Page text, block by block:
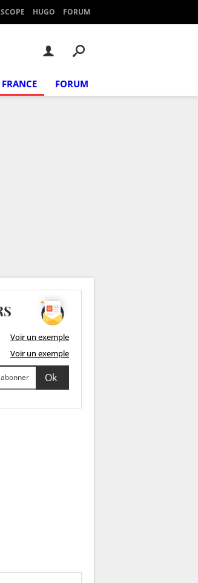
HUGO FORUM
FORUM
Voir un exemple
Voir un exemple